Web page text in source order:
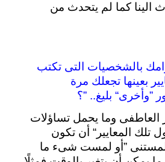
الينا كما لم يتحدث من
بالشخصيات التى تكتب
بعينها تجعلك مرة
”وأخرى“ بليغ” ..؟
العاطفى وما يحمل تساؤلات
تلك المعايير “ أن تكون
” أو لمست شىء ما